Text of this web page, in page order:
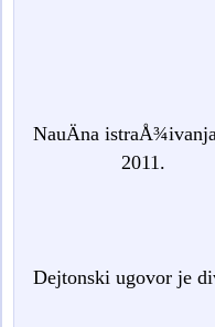
2011.
Dejtonski ugovor je